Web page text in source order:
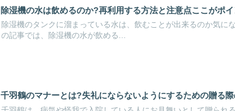
除湿機の水は飲めるのか?再利用する方法と注意点ここがポイ
除湿機のタンクに溜まっている水は、飲むことが出来るのか気に
の記事では、除湿機の水が飲める...
千羽鶴のマナーとは?失礼にならないようにするための贈る